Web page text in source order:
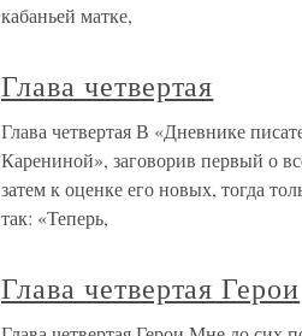
кабаньей матке,
Глава четвертая
Глава четвертая В «Дневнике
Карениной», заговорив первый о
затем к оценке его новых, тогда
так: «Теперь,
Глава четвертая Герои